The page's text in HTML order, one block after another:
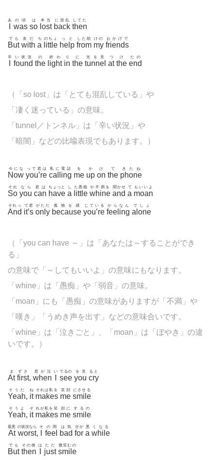
あ
was
の頃
so
は
lost
本当
back
に混乱
then
してた
But
でも
with
友だ
a
ち
little
のちょ
help
っと
from
した助
my
けの
friends
おかげで
辛
found
い状況
the
の
light
終わ
in
り
the
に
tunnel
光を見
at
つ
the
け
end
たの
（「so lost」は「とても混乱している」や
「凄く迷っている」の意味。
「tunnel／トンネル」は「辛い状況」や
「暗闇」などの比喩表現でもあります。）
Now
今にな
you’re
って君は
calling
私に電話
me
を
up
か
on
け
the
て
phone
きたね
So
それ
you
なら
can
君は
have
ちょっと
a
し
little
た愚痴
whine
や不満を
and
聞かせ
a
て
moan
もいいよ
And
それっ
it’s
て君
only
がただ
because
孤独を感
you’re
じている
feeling
からなん
alone
でしょ
（「you can have ～」は「あなたは～することができ
る」
の意味で「～してもいいよ」の意味にもなります。
「 whine」は「愚痴」や「弱音」の意味。
「moan」にも「愚痴」の意味がありますが「不満」や
「嘆き」「うめき声を出す」などの意味合いです。
「whine」は「泣きごと」、「moan」は「ぼやき」の違
いです。）
At
ま
first
ずさ
, when
君が泣 い
see
てるの
you
を見
cry
ると
Yeah
そうだ
, it
ね
makes
それは私を
me
笑顔
smile
にさせる
Yeah
そうよ
, it
そ
makes
れが私を笑
me
顔に
smile
するの
At
最悪
worst
の状況なら
,
そ
feel
の間
bad
は気
for
分が
a
悪
while
くなる
But
でも
then
その後 は
just
ただ
smile
微笑むの